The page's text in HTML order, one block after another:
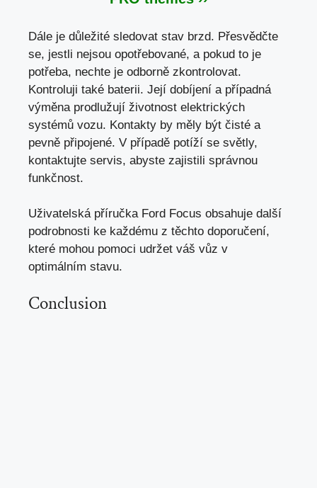
Dále je důležité sledovat stav brzd. Přesvědčte
se, jestli nejsou opotřebované, a pokud to je
potřeba, nechte je odborně zkontrolovat.
Kontroluji také baterii. Její dobíjení a případná
výměna prodlužují životnost elektrických
systémů vozu. Kontakty by měly být čisté a
pevně připojené. V případě potíží se světly,
kontaktujte servis, abyste zajistili správnou
funkčnost.
Uživatelská příručka Ford Focus obsahuje další
podrobnosti ke každému z těchto doporučení,
které mohou pomoci udržet váš vůz v
optimálním stavu.
Conclusion